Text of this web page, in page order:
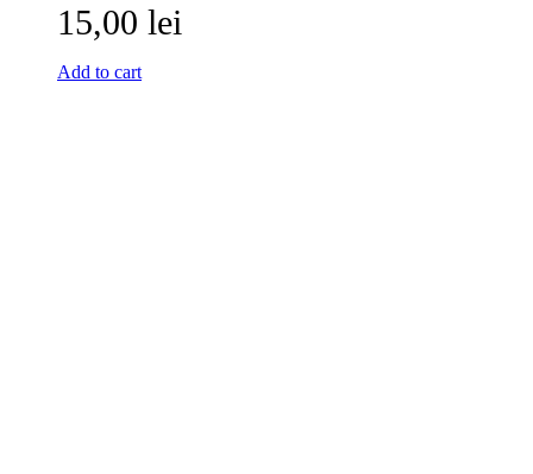
15,00 lei
Add to cart